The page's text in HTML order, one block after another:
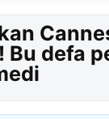
Bu defa